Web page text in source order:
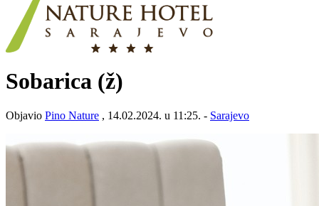
Sobarica (ž)
Objavio Pino Nature , 14.02.2024. u 11:25. - Sarajevo